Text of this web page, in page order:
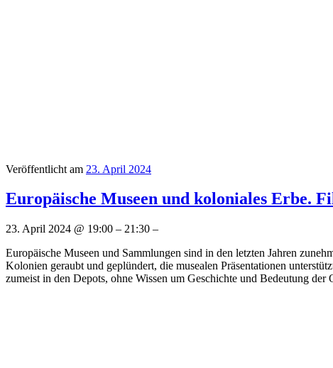
Veröffentlicht am 23. April 2024
Europäische Museen und koloniales Erbe.
23. April 2024 @ 19:00 – 21:30 –
Europäische Museen und Sammlungen sind in den letzten Jahren
Kolonien geraubt und geplündert, die musealen Präsentationen
zumeist in den Depots, ohne Wissen um Geschichte und Bedeutung der